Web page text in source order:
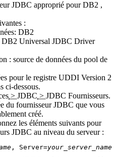
JDBC approprié pour DB2 ,
:
DB2
DB2 Universal JDBC Driver
: source de données du pool de
pour le registre UDDI Version 2
ci-dessous.
> JDBC > JDBC Fournisseurs.
du fournisseur JDBC que vous
créé.
les éléments suivants pour
JDBC au niveau du serveur :
, Server=your_server_name